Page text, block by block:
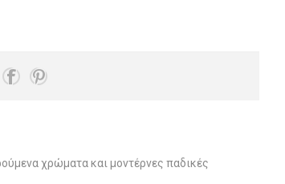
χρώματα και μοντέρνες παδικές